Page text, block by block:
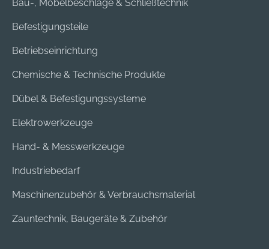
Bau-, Möbelbeschläge & Schließtechnik
Befestigungsteile
Betriebseinrichtung
Chemische & Technische Produkte
Dübel & Befestigungssysteme
Elektrowerkzeuge
Hand- & Messwerkzeuge
Industriebedarf
Maschinenzubehör & Verbrauchsmaterial
Zauntechnik, Baugeräte & Zubehör